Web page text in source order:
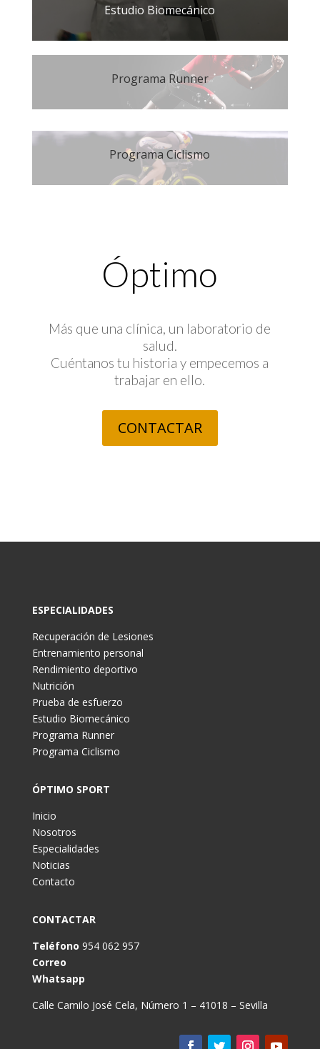
Estudio Biomecánico
Programa Runner
Programa Ciclismo
Óptimo
Más que una clínica, un laboratorio de
salud.
Cuéntanos tu historia y empecemos a
trabajar en ello.
CONTACTAR
ESPECIALIDADES
Recuperación de Lesiones
Entrenamiento personal
Rendimiento deportivo
Nutrición
Prueba de esfuerzo
Estudio Biomecánico
Programa Runner
Programa Ciclismo
ÓPTIMO SPORT
Inicio
Nosotros
Especialidades
Noticias
Contacto
CONTACTAR
Teléfono 954 062 957
Correo
Whatsapp
Calle Camilo José Cela, Número 1 – 41018 – Sevilla